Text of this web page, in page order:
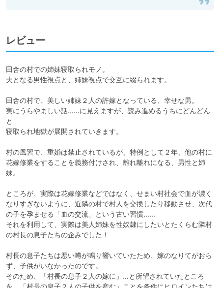
レビュー
田舎の村での姉妹寝取られモノ。
夫となる男性視点と、姉妹視点で交互に綴られます。
田舎の村で、美しい姉妹２人の許嫁となっている、幸せな男。
実にうらやましい話……に見えますが、読み進めるうちにどんどん
と
寝取られ地獄が展開されていきます。
村の風習で、重婚は禁止されているが、特例として２年、他の村に
花嫁修業をすることを義務付けされ、離れ離れになる、男性と姉
妹。
ところが、実際は花嫁修業などではなく、せまい村社会で血が濃く
なりすぎないように、近隣の村で村人を交換したり移動させ、次代
の子を孕ませる「血の交流」という古い習慣……
それを利用して、実際は美人姉妹を性奴隷にしたいとたくらむ隣村
の村長の息子たちの企みでした！
村長の息子たちは悪い噂が鳴り響いていたため、嫁のなりてがおら
ず、子供がいなかったのです。
そのため、「村長の息子２人の嫁に」…と所望されていたところ